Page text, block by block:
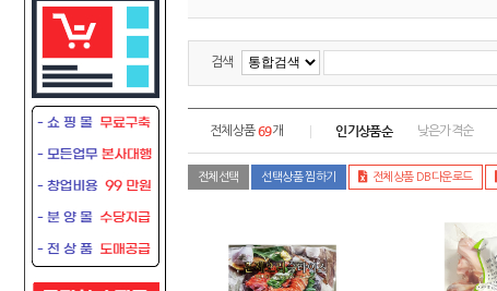
검색
전체상품69개 인기상품순 낮은가격순
전체선택 선택상품 찜하기 전체상품 DB다운로드